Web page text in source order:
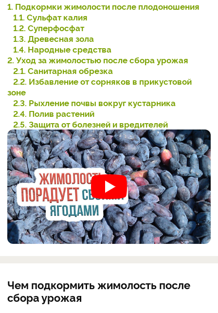
1. Подкормки жимолости после плодоношения
1.1. Сульфат калия
1.2. Суперфосфат
1.3. Древесная зола
1.4. Народные средства
2. Уход за жимолостью после сбора урожая
2.1. Санитарная обрезка
2.2. Избавление от сорняков в прикустовой
зоне
2.3. Рыхление почвы вокруг кустарника
2.4. Полив растений
2.5. Защита от болезней и вредителей
Чем подкормить жимолость после
сбора урожая